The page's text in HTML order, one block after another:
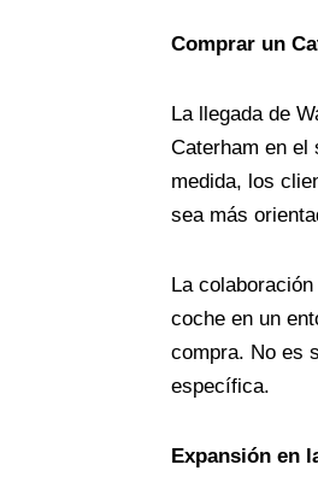
Comprar un
La llegada de
Caterham en el
medida, los
sea más
La
coche en un
compra. No es
específica.
Expansión en